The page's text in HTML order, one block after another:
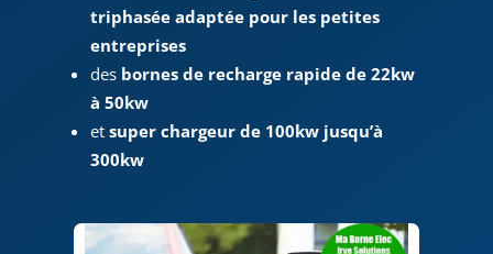
triphasée adaptée pour les petites
entreprises
des bornes de recharge rapide de 22kw
à 50kw
etsuper chargeur de 100kw jusqu’à
300kw